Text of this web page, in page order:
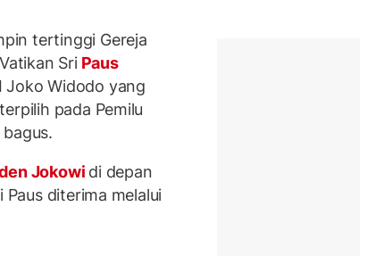
tertinggi Gereja
SriPaus
Joko Widodo yang
pada Pemilu
Jokowi di depan
Paus diterima melalui